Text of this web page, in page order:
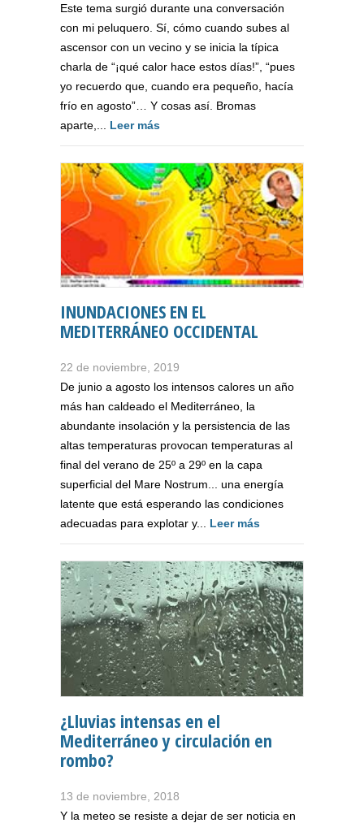
Este tema surgió durante una conversación
con mi peluquero. Sí, cómo cuando subes al
ascensor con un vecino y se inicia la típica
charla de “¡qué calor hace estos días!”, “pues
yo recuerdo que, cuando era pequeño, hacía
frío en agosto”… Y cosas así. Bromas
aparte,... Leer más
INUNDACIONES EN EL
MEDITERRÁNEO OCCIDENTAL
22 de noviembre, 2019
De junio a agosto los intensos calores un año
más han caldeado el Mediterráneo, la
abundante insolación y la persistencia de las
altas temperaturas provocan temperaturas al
final del verano de 25º a 29º en la capa
superficial del Mare Nostrum... una energía
latente que está esperando las condiciones
adecuadas para explotar y... Leer más
¿Lluvias intensas en el
Mediterráneo y circulación en
rombo?
13 de noviembre, 2018
Y la meteo se resiste a dejar de ser noticia en